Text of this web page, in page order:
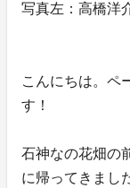
写真左：高橋洋
こんにちは。ペ
す！
石神なの花畑の
に帰ってきまし